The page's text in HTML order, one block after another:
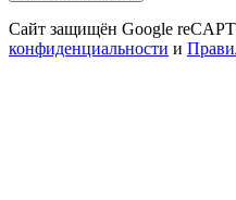
Сайт защищён Google
конфиденциальности и